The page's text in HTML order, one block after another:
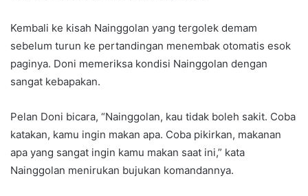
Kembali ke kisah Nainggolan yang tergolek demam
sebelum turun ke pertandingan menembak otomatis esok
paginya. Doni memeriksa kondisi Nainggolan dengan
sangat kebapakan.
Pelan Doni bicara, “Nainggolan, kau tidak boleh sakit. Coba
katakan, kamu ingin makan apa. Coba pikirkan, makanan
apa yang sangat ingin kamu makan saat ini,” kata
Nainggolan menirukan bujukan komandannya.